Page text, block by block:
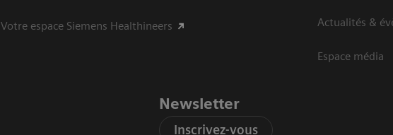
Votre espace Siemens Healthineers Actualités &
Espace média
Newsletter
Inscrivez-vous